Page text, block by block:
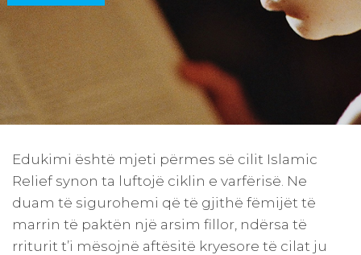
Edukimi është mjeti përmes së cilit Islamic
Relief synon ta luftojë ciklin e varfërisë. Ne
duam të sigurohemi që të gjithë fëmijët të
marrin të paktën një arsim fillor, ndërsa të
rriturit t’i mësojnë aftësitë kryesore të cilat ju